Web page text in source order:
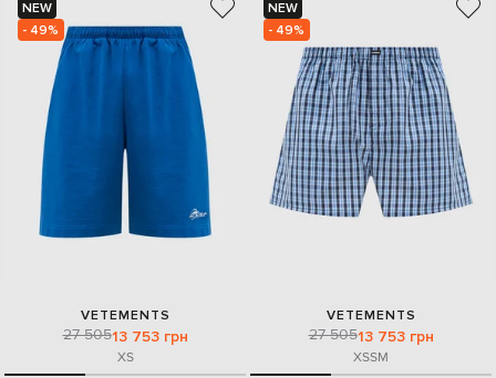
NEW
- 49%
VETEMENTS
27 50513 753 грн
XS
NEW
- 49%
VETEMENTS
27 50513 753 грн
XSSM